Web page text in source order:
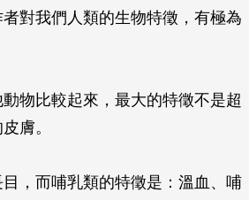
對我們人類的生物特徵，有極為
物比較起來，最大的特徵不是超
膚。
，而哺乳類的特徵是：溫血、哺